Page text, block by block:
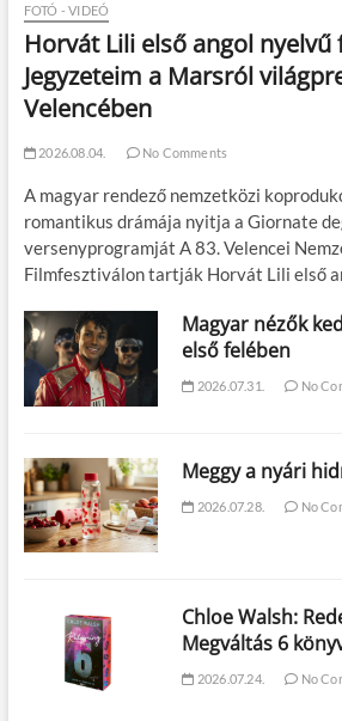
FOTÓ - VIDEÓ
Horvát Lili első angol nyelvű
Jegyzeteim a Marsról
Velencében
2026.08.04. No Comments
A magyar rendező nemzetközi
romantikus drámája nyitja a Giornate
versenyprogramját A 83. Velencei
Filmfesztiválon tartják Horvát Lili első
Magyar nézők
első felében
2026.07.31. No
Meggy a nyári
2026.07.28. No
Chloe Walsh:
Megváltás 6
2026.07.24. No